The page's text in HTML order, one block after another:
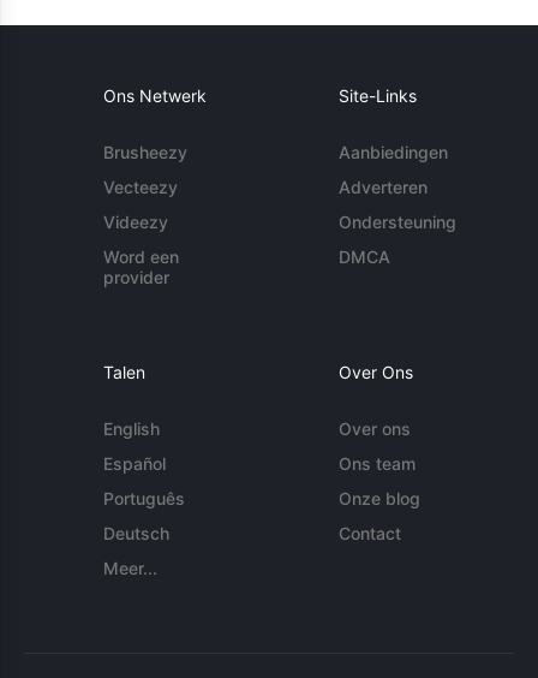
Ons Netwerk
Brusheezy
Vecteezy
Videezy
Word een
provider
Site-Links
Aanbiedingen
Adverteren
Ondersteuning
DMCA
Talen
English
Español
Português
Deutsch
Meer...
Over Ons
Over ons
Ons team
Onze blog
Contact